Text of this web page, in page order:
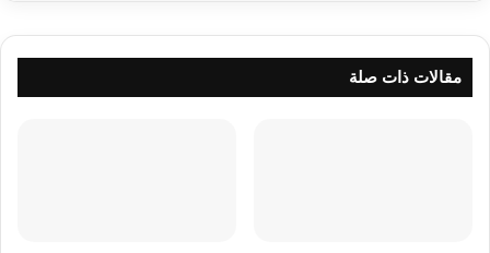
مقالات ذات صلة